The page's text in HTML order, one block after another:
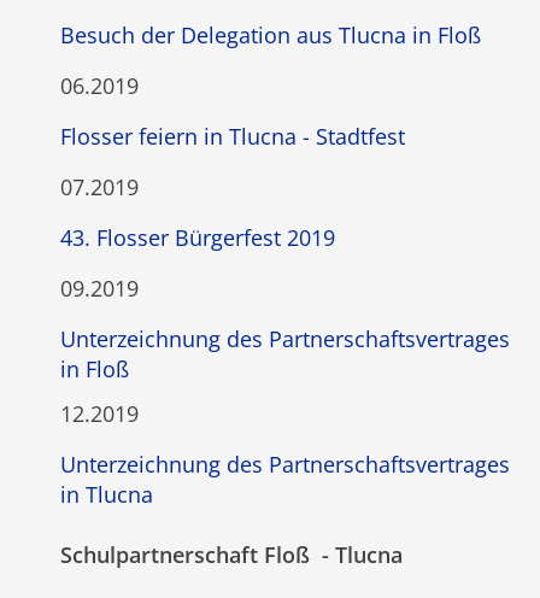
Besuch der Delegation aus Tlucna in Floß
06.2019
Flosser feiern in Tlucna - Stadtfest
07.2019
43. Flosser Bürgerfest 2019
09.2019
Unterzeichnung des Partnerschaftsvertrages
in Floß
12.2019
Unterzeichnung des Partnerschaftsvertrages
in Tlucna
Schulpartnerschaft Floß - Tlucna